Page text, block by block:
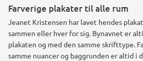
Farverige plakater til alle rum
Jeanet Kristensen har lavet hendes
sammen eller hver for sig. Bynavnet er
plakaten og med den samme skrifttype.
samme nuancer og baggrunden er altid i